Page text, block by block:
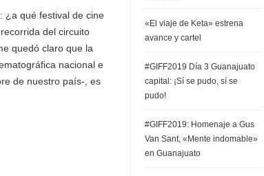
¿a qué festival de cine
del circuito
quedó claro que la
nacional e
de nuestro país-, es
«El viaje de Keta» estrena
avance y cartel
#GIFF2019 Día 3 Guanajuato
capital: ¡Sí se pudo, sí se
pudo!
#GIFF2019: Homenaje a Gus
Van Sant, «Mente indomable»
en Guanajuato